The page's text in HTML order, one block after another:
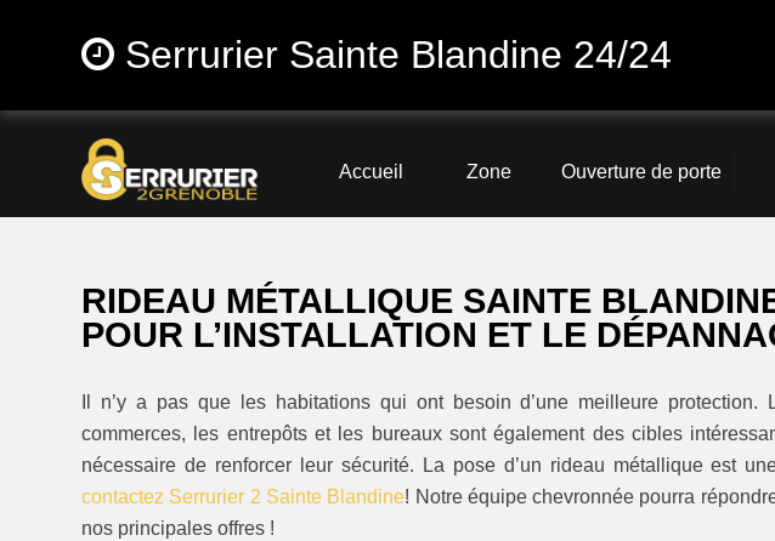
Serrurier Sainte Blandine 24/24
Accueil Zone Ouverture de porte
RIDEAU MÉTALLIQUE SAINTE
POUR L’INSTALLATION ET LE
Il n’y a pas que les habitations qui ont besoin d’une meilleure protection.
commerces, les entrepôts et les bureaux sont également des cibles
nécessaire de renforcer leur sécurité. La pose d’un rideau métallique est
contactez Serrurier 2 Sainte Blandine! Notre équipe chevronnée pourra
nos principales offres !